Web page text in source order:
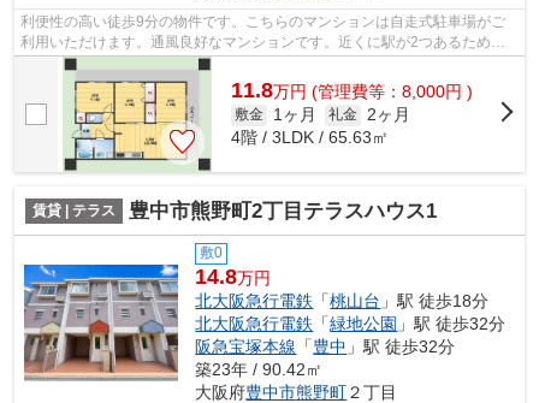
利便性の高い徒歩9分の物件です。こちらのマンションは自走式駐車場がご
利用いただけます。通風良好なマンションです。近くに駅が2つあるため、
用途や行き先に応じて駅を選べる物件で...
11.8万円 (管理費等：8,000円 )
敷金 1ヶ月 礼金 2ヶ月
4階 / 3LDK / 65.63㎡
賃貸 | テラス 豊中市熊野町2丁目テラスハウス1
敷0
14.8万円
北大阪急行電鉄 「桃山台 」駅 徒歩18分
北大阪急行電鉄 「緑地公園 」駅 徒歩32分
阪急宝塚本線 「豊中 」駅 徒歩32分
築23年 / 90.42㎡
大阪府豊中市熊野町２丁目